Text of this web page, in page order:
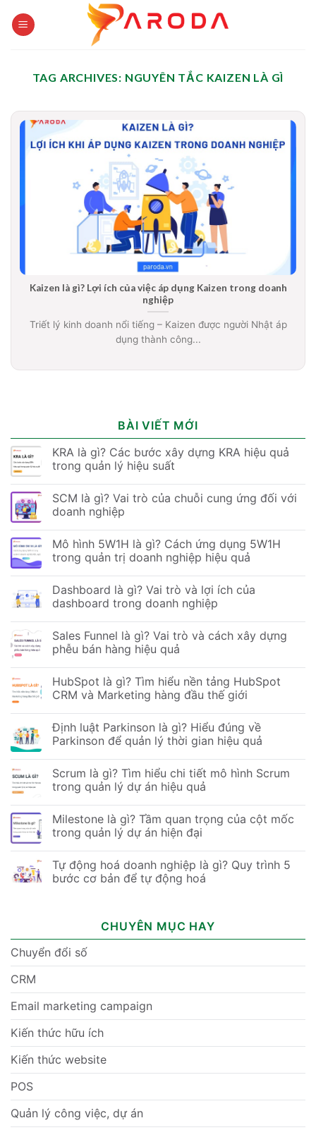
TAG ARCHIVES: NGUYÊN TẮC KAIZEN LÀ GÌ
Kaizen là gì? Lợi ích của việc áp dụng Kaizen trong doanh
nghiệp
Triết lý kinh doanh nổi tiếng – Kaizen được người Nhật áp
dụng thành công...
BÀI VIẾT MỚI
KRA là gì? Các bước xây dựng KRA hiệu quả
trong quản lý hiệu suất
SCM là gì? Vai trò của chuỗi cung ứng đối với
doanh nghiệp
Mô hình 5W1H là gì? Cách ứng dụng 5W1H
trong quản trị doanh nghiệp hiệu quả
Dashboard là gì? Vai trò và lợi ích của
dashboard trong doanh nghiệp
Sales Funnel là gì? Vai trò và cách xây dựng
phễu bán hàng hiệu quả
HubSpot là gì? Tìm hiểu nền tảng HubSpot
CRM và Marketing hàng đầu thế giới
Định luật Parkinson là gì? Hiểu đúng về
Parkinson để quản lý thời gian hiệu quả
Scrum là gì? Tìm hiểu chi tiết mô hình Scrum
trong quản lý dự án hiệu quả
Milestone là gì? Tầm quan trọng của cột mốc
trong quản lý dự án hiện đại
Tự động hoá doanh nghiệp là gì? Quy trình 5
bước cơ bản để tự động hoá
CHUYÊN MỤC HAY
Chuyển đổi số
CRM
Email marketing campaign
Kiến thức hữu ích
Kiến thức website
POS
Quản lý công việc, dự án